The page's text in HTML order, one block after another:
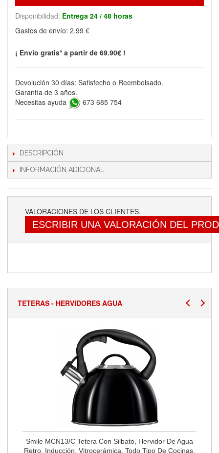
Disponibilidad: Entrega 24 / 48 horas
Gastos de envío: 2,99 €
¡ Envío gratis* a partir de 69.90€ !
Devolución 30 días: Satisfecho o Reembolsado.
Garantía de 3 años.
Necesitas ayuda
673 685 754
DESCRIPCIÓN
INFORMACIÓN ADICIONAL
VALORACIONES DE LOS CLIENTES.
ESCRIBIR UNA VALORACIÓN DEL
TETERAS - HERVIDORES AGUA
Smile MCN13/C Tetera Con Silbato, Hervidor De Agua
Retro, Inducción, Vitrocerámica, Todo Tipo De Cocinas,